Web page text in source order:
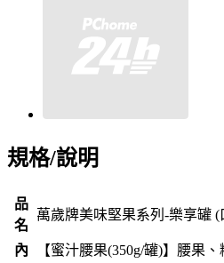
規格/說明
品
名
萬歲牌美味堅果系列-樂享罐 (
內
【蜜汁腰果(350g/罐)】腰果